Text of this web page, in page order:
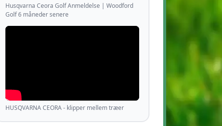
Husqvarna Ceora Golf Anmeldelse | Woodford
Golf 6 måneder senere
HUSQVARNA CEORA - klipper mellem træer